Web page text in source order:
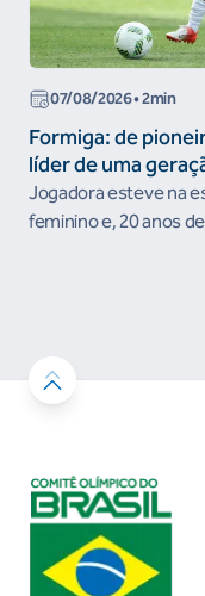
07/08/2026• 2min
Formiga: de
líder de uma
Jogadora esteve na
feminino e, 20 anos